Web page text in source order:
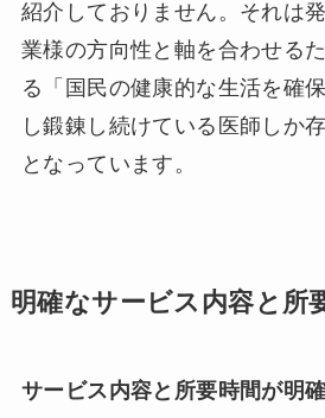
紹介しておりません。それは
業様の方向性と軸を合わせる
る「国民の健康的な生活を確
し鍛錬し続けている医師しか
となっています。
明確なサービス内容と所
サービス内容と所要時間が明確